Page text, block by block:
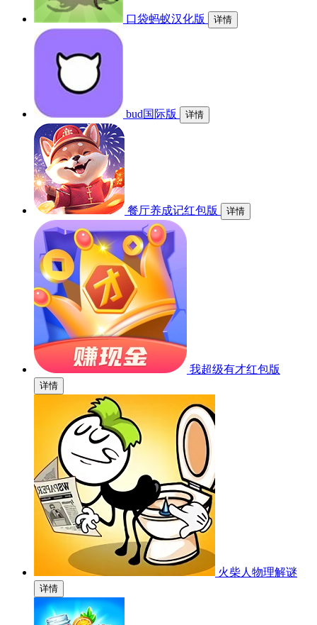
口袋蚂蚁汉化版 详情
bud国际版 详情
餐厅养成记红包版 详情
我超级有才红包版
详情
火柴人物理解谜
详情